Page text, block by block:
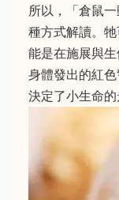
所以，「倉鼠
種方式解讀。
能是在施展與
身體發出的紅
決定了小生命的